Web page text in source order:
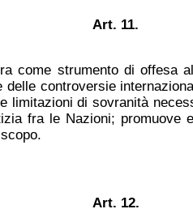
Art. 11.
come strumento di offesa
controversie
limitazioni di sovranità
fra le Nazioni; promuove
Art. 12.